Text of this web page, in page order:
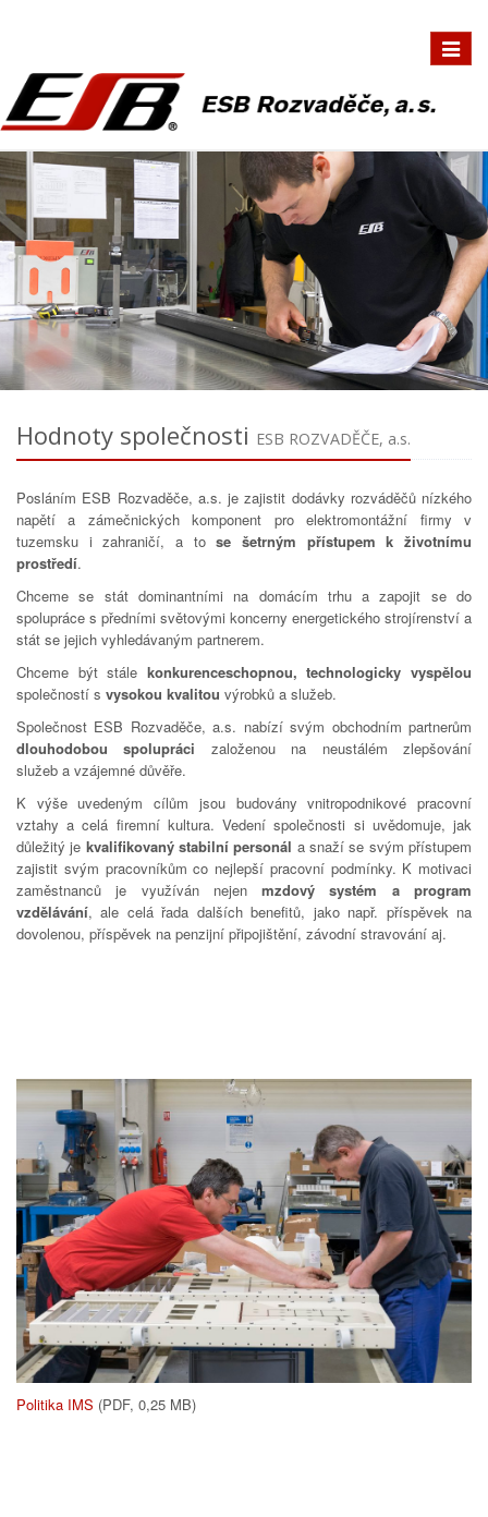
Hodnoty společnosti ESB ROZVADĚČE, a.s.
Posláním ESB Rozvaděče, a.s. je zajistit dodávky rozváděčů nízkého
napětí a zámečnických komponent pro elektromontážní firmy v
tuzemsku i zahraničí, a tose šetrným přístupem k životnímu
prostředí.
Chceme se stát dominantními na domácím trhu a zapojit se do
spolupráce s předními světovými koncerny energetického strojírenství a
stát se jejich vyhledávaným partnerem.
Chceme být stále konkurenceschopnou, technologicky vyspělou
společností s vysokou kvalitou výrobků a služeb.
Společnost ESB Rozvaděče, a.s. nabízí svým obchodním partnerům
dlouhodobou spolupráci založenou na neustálém zlepšování
služeb a vzájemné důvěře.
K výše uvedeným cílům jsou budovány vnitropodnikové pracovní
vztahy a celá firemní kultura. Vedení společnosti si uvědomuje, jak
důležitý je kvalifikovaný stabilní personál a snaží se svým přístupem
zajistit svým pracovníkům co nejlepší pracovní podmínky. K motivaci
zaměstnanců je využíván nejenmzdový systém a program
vzdělávání, ale celá řada dalších benefitů, jako např. příspěvek na
dovolenou, příspěvek na penzijní připojištění, závodní stravování aj.
Politika IMS (PDF, 0,25 MB)